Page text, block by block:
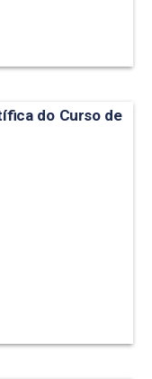
do Curso de